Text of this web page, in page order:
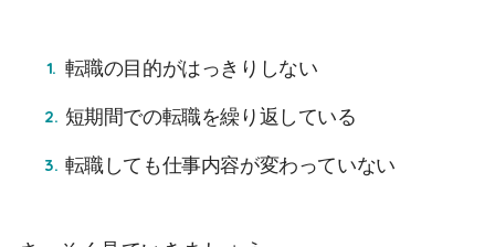
転職の目的がはっきりしない
短期間での転職を繰り返している
転職しても仕事内容が変わっていない